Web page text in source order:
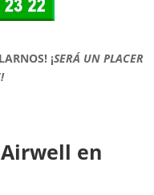
¡SERÁ UN PLACER
en